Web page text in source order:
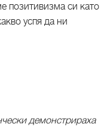
позитивизма си като
успя да ни
демонстрираха